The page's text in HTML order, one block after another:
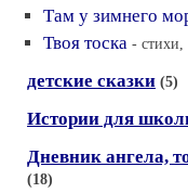
Там у зимнего
Твоя тоска - стихи,
детские сказки (5)
Истории для
Дневник ангела,
(18)